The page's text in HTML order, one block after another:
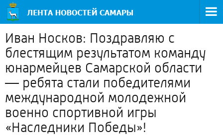
Иван Носков: Поздравляю с
блестящим результатом команду
юнармейцев Самарской области
— ребята стали победителями
международной молодежной
военно спортивной игры
«Наследники Победы»!